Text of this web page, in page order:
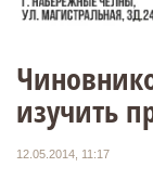
изучить
12.05.2014, 11:17